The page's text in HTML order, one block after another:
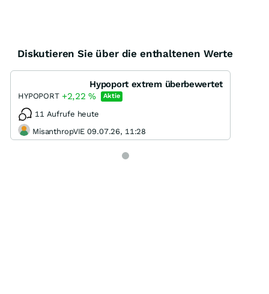
Diskutieren Sie über die enthaltenen Werte
Hypoport extrem überbewertet
HYPOPORT +2,22% Aktie
11 Aufrufe heute
MisanthropVIE 09.07.26, 11:28